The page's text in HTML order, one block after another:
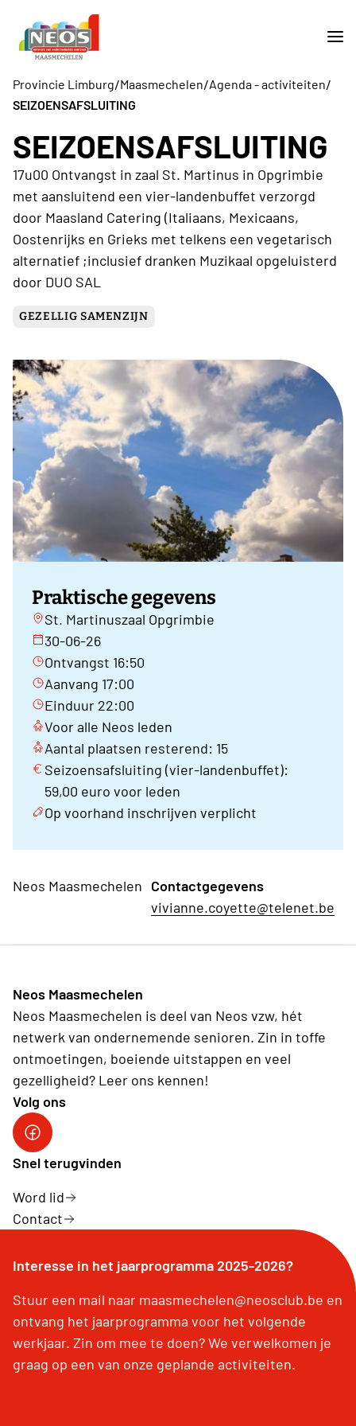
Provincie Limburg/Maasmechelen/Agenda - activiteiten/
SEIZOENSAFSLUITING
SEIZOENSAFSLUITING
17u00 Ontvangst in zaal St. Martinus in Opgrimbie
met aansluitend een vier-landenbuffet verzorgd
door Maasland Catering (Italiaans, Mexicaans,
Oostenrijks en Grieks met telkens een vegetarisch
alternatief ;inclusief dranken Muzikaal opgeluisterd
door DUO SAL
GEZELLIG SAMENZIJN
Praktische gegevens
St. Martinuszaal Opgrimbie
30-06-26
Ontvangst 16:50
Aanvang 17:00
Einduur 22:00
Voor alle Neos leden
Aantal plaatsen resterend: 15
Seizoensafsluiting (vier-landenbuffet):
59,00 euro voor leden
Op voorhand inschrijven verplicht
Neos Maasmechelen Contactgegevens
vivianne.coyette@telenet.be
Neos Maasmechelen
Neos Maasmechelen is deel van Neos vzw, hét
netwerk van ondernemende senioren. Zin in toffe
ontmoetingen, boeiende uitstappen en veel
gezelligheid? Leer ons kennen!
Volg ons
facebook
Snel terugvinden
Word lid
Contact
Interesse in het jaarprogramma 2025-2026?
Stuur een mail naar maasmechelen@neosclub.be en
ontvang het jaarprogramma voor het volgende
werkjaar. Zin om mee te doen? We verwelkomen je
graag op een van onze geplande activiteiten.